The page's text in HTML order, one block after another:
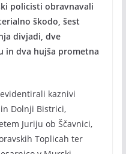
policisti obravnavali
škodo, šest
divjadi, dve
in dva hujša prometna
kaznivi
Dolnji Bistrici,
Juriju ob Ščavnici,
Toplicah ter